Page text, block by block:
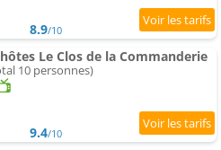
8.9/10
Le Clos de la Commanderie
10 personnes)
9.4/10